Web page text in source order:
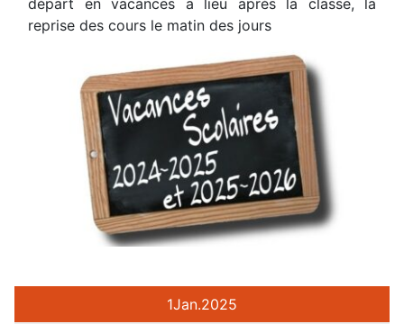
départ en vacances a lieu après la classe, la
reprise des cours le matin des jours
1Jan.2025